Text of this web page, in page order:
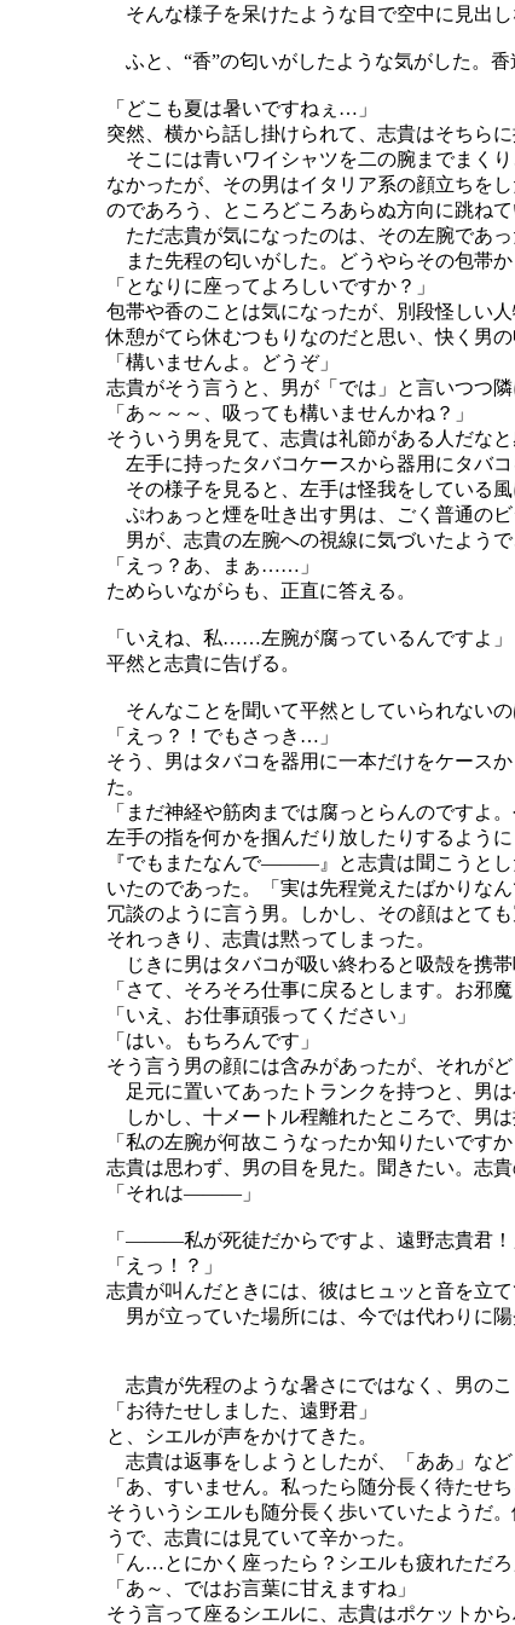
そんな様子を呆けたような目で空中に見出し
ふと、“香”の匂いがしたような気がした。
「どこも夏は暑いですねぇ…」
突然、横から話し掛けられて、志貴はそちらに
そこには青いワイシャツを二の腕までまく
なかったが、その男はイタリア系の顔立ちを
のであろう、ところどころあらぬ方向に跳ねて
ただ志貴が気になったのは、その左腕であ
また先程の匂いがした。どうやらその包帯か
「となりに座ってよろしいですか？」
包帯や香のことは気になったが、別段怪しい
休憩がてら休むつもりなのだと思い、快く男
「構いませんよ。どうぞ」
志貴がそう言うと、男が「では」と言いつつ
「あ～～～、吸っても構いませんかね？」
そういう男を見て、志貴は礼節がある人だなと
左手に持ったタバコケースから器用にタバ
その様子を見ると、左手は怪我をしている風
ぷわぁっと煙を吐き出す男は、ごく普通のビ
男が、志貴の左腕への視線に気づいたようで
「えっ？あ、まぁ……」
ためらいながらも、正直に答える。
「いえね、私……左腕が腐っているんですよ」
平然と志貴に告げる。
そんなことを聞いて平然としていられないの
「えっ？！でもさっき…」
そう、男はタバコを器用に一本だけをケース
た。
「まだ神経や筋肉までは腐っとらんのですよ
左手の指を何かを掴んだり放したりするように
『でもまたなんで―――』と志貴は聞こうと
いたのであった。「実は先程覚えたばかりなん
冗談のように言う男。しかし、その顔はとて
それっきり、志貴は黙ってしまった。
じきに男はタバコが吸い終わると吸殻を携
「さて、そろそろ仕事に戻るとします。お邪魔
「いえ、お仕事頑張ってください」
「はい。もちろんです」
そう言う男の顔には含みがあったが、それが
足元に置いてあったトランクを持つと、男は
しかし、十メートル程離れたところで、男は
「私の左腕が何故こうなったか知りたいですか
志貴は思わず、男の目を見た。聞きたい。志
「それは―――」
「―――私が死徒だからですよ、遠野志貴君！
「えっ！？」
志貴が叫んだときには、彼はヒュッと音を立
男が立っていた場所には、今では代わりに陽
志貴が先程のような暑さにではなく、男のこ
「お待たせしました、遠野君」
と、シエルが声をかけてきた。
志貴は返事をしようとしたが、「ああ」な
「あ、すいません。私ったら随分長く待たせち
そういうシエルも随分長く歩いていたようだ
うで、志貴には見ていて辛かった。
「ん…とにかく座ったら？シエルも疲れただ
「あ～、ではお言葉に甘えますね」
そう言って座るシエルに、志貴はポケットか